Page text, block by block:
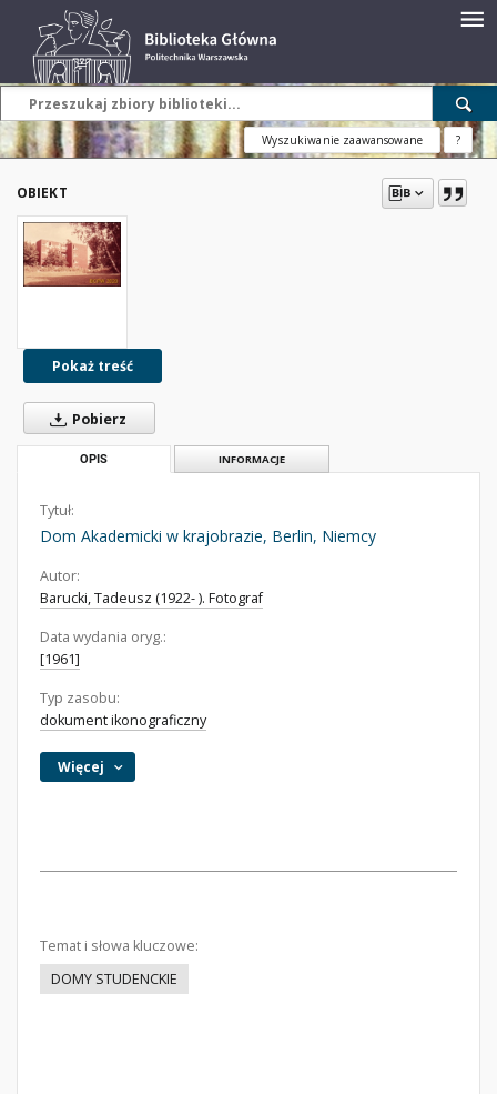
Wyszukiwanie zaawansowane ?
OBIEKT
Pokaż treść
Pobierz
OPIS INFORMACJE
Tytuł:
Dom Akademicki w krajobrazie, Berlin, Niemcy
Autor:
Barucki, Tadeusz (1922- ). Fotograf
Data wydania oryg.:
[1961]
Typ zasobu:
dokument ikonograficzny
Więcej
Temat i słowa kluczowe:
DOMY STUDENCKIE